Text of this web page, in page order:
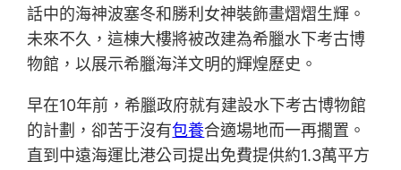
話中的海神波塞冬和勝利女神裝飾畫熠熠生輝。
未來不久，這棟大樓將被改建為希臘水下考古博
物館，以展示希臘海洋文明的輝煌歷史。
早在10年前，希臘政府就有建設水下考古博物館
的計劃，卻苦于沒有包養合適場地而一再擱置。
直到中遠海運比港公司提出免費提供約1.3萬平方